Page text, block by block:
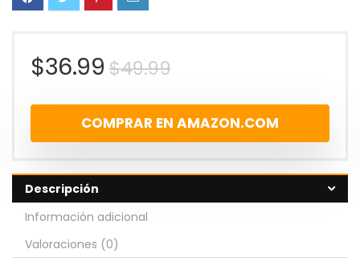
$49.99
$36.99
COMPRAR EN AMAZON.COM
Descripción
Información adicional
Valoraciones (0)